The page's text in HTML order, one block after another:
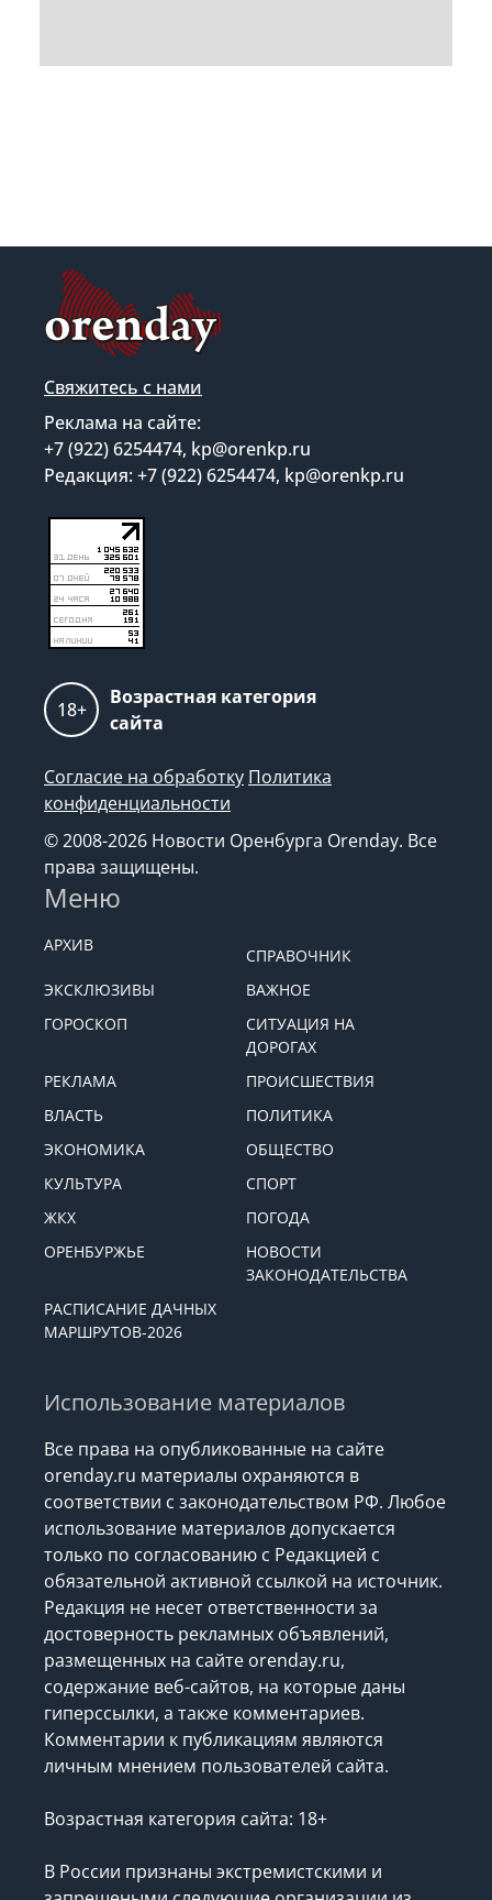
Свяжитесь с нами
Реклама на сайте:
+7 (922) 6254474, kp@orenkp.ru
Редакция: +7 (922) 6254474, kp@orenkp.ru
18+
Возрастная категория
сайта
Согласие на обработку Политика
конфиденциальности
© 2008-2026 Новости Оренбурга Orenday. Все
права защищены.
Меню
АРХИВ
СПРАВОЧНИК
ЭКСКЛЮЗИВЫ
ВАЖНОЕ
ГОРОСКОП
СИТУАЦИЯ НА
ДОРОГАХ
РЕКЛАМА
ПРОИСШЕСТВИЯ
ВЛАСТЬ
ПОЛИТИКА
ЭКОНОМИКА
ОБЩЕСТВО
КУЛЬТУРА
СПОРТ
ЖКХ
ПОГОДА
ОРЕНБУРЖЬЕ
НОВОСТИ
ЗАКОНОДАТЕЛЬСТВА
РАСПИСАНИЕ ДАЧНЫХ
МАРШРУТОВ-2026
Использование материалов
Все права на опубликованные на сайте
orenday.ru материалы охраняются в
соответствии с законодательством РФ. Любое
использование материалов допускается
только по согласованию с Редакцией с
обязательной активной ссылкой на источник.
Редакция не несет ответственности за
достоверность рекламных объявлений,
размещенных на сайте orenday.ru,
содержание веб-сайтов, на которые даны
гиперссылки, а также комментариев.
Комментарии к публикациям являются
личным мнением пользователей сайта.
Возрастная категория сайта: 18+
В России признаны экстремистскими и